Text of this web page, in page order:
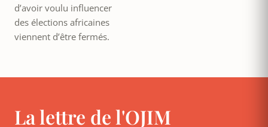
d’avoir voulu influencer
des élections africaines
viennent d’être fermés.
La lettre de l'OJIM